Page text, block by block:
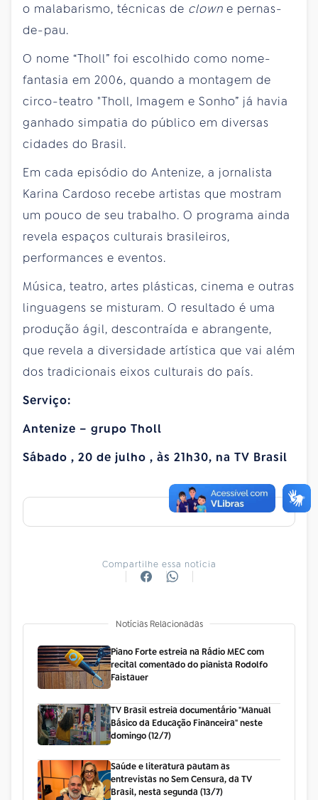
o malabarismo, técnicas de clown e pernas-
de-pau.
O nome “Tholl” foi escolhido como nome-
fantasia em 2006, quando a montagem de
circo-teatro "Tholl, Imagem e Sonho” já havia
ganhado simpatia do público em diversas
cidades do Brasil.
Em cada episódio do Antenize, a jornalista
Karina Cardoso recebe artistas que mostram
um pouco de seu trabalho. O programa ainda
revela espaços culturais brasileiros,
performances e eventos.
Música, teatro, artes plásticas, cinema e outras
linguagens se misturam. O resultado é uma
produção ágil, descontraída e abrangente,
que revela a diversidade artística que vai além
dos tradicionais eixos culturais do país.
Serviço:
Antenize – grupo Tholl
Sábado , 20 de julho , às 21h30, na TV Brasil
Compartilhe essa notícia
Notícias Relacionadas
Piano Forte estreia na Rádio MEC com
recital comentado do pianista Rodolfo
Faistauer
TV Brasil estreia documentário "Manual
Básico da Educação Financeira" neste
domingo (12/7)
Saúde e literatura pautam as
entrevistas no Sem Censura, da TV
Brasil, nesta segunda (13/7)